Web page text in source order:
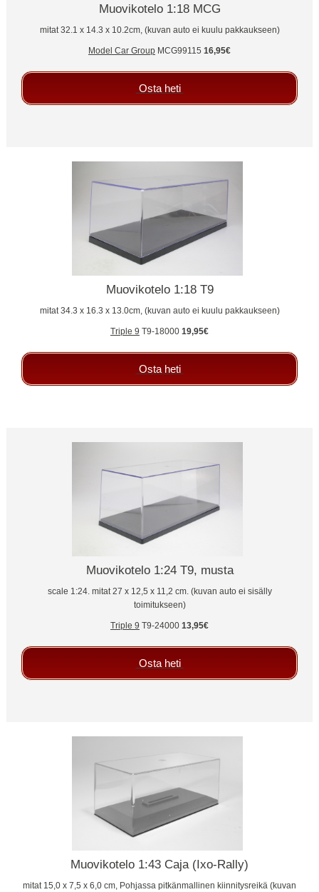
Muovikotelo 1:18 MCG
mitat 32.1 x 14.3 x 10.2cm, (kuvan auto ei kuulu pakkaukseen)
Model Car Group MCG99115 16,95€
Osta heti
Muovikotelo 1:18 T9
mitat 34.3 x 16.3 x 13.0cm, (kuvan auto ei kuulu pakkaukseen)
Triple 9 T9-18000 19,95€
Osta heti
Muovikotelo 1:24 T9, musta
scale 1:24. mitat 27 x 12,5 x 11,2 cm. (kuvan auto ei sisälly
toimitukseen)
Triple 9 T9-24000 13,95€
Osta heti
Muovikotelo 1:43 Caja (Ixo-Rally)
mitat 15,0 x 7,5 x 6,0 cm, Pohjassa pitkänmallinen kiinnitysreikä (kuvan